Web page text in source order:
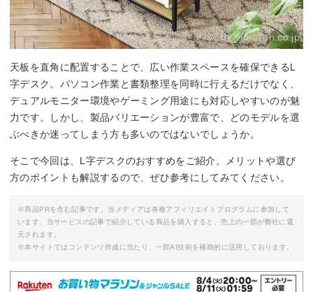
By:amazon.co.jp
天板を直角に配置することで、広い作業スペースを確保できるL
字デスク。パソコン作業と書類整理を同時に行えるだけでなく、
デュアルモニター環境やゲーミング用途にも対応しやすいのが魅
力です。しかし、製品バリエーションが豊富で、どのモデルを選
ぶべきか迷ってしまう方も多いのではないでしょうか。
そこで今回は、L字デスクのおすすめをご紹介。メリットや選び
方のポイントも解説するので、ぜひ参考にしてみてください。
※商品PRを含む記事です。当メディアは各種アフィリエイトプログラムに参加して
います。当サービスの記事で紹介している商品を購入すると、売上の一部が弊社に還
元されます。
※本サイトではコンテンツ作成に当たり、一部AI技術を補助的に活用しております。